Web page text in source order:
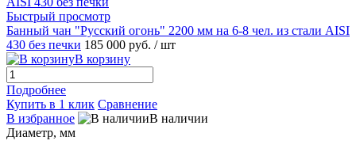
Быстрый просмотр
Банный чан "Русский огонь" 2200 мм на 6-8 чел. из стали AISI
430 без печки 185 000 руб. / шт
В корзину
Подробнее
Купить в 1 клик Сравнение
В избранное
В наличии
Диаметр, мм